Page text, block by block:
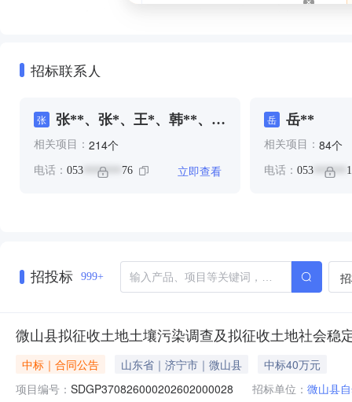
招标联系人
张
张**、张*、王*、韩**、韩
相关项目： 214个
电话： 053 ******* 76 立即查看
岳 岳**
相关项目： 84个
电话： 053******
招投标 999+
微山县拟征收土地土壤污染调查及拟征收土地社会稳
中标｜合同公告 山东省｜济宁市｜微山县
中标40万元
项目编号： SDGP370826000202602000028 招标单位： 微山县